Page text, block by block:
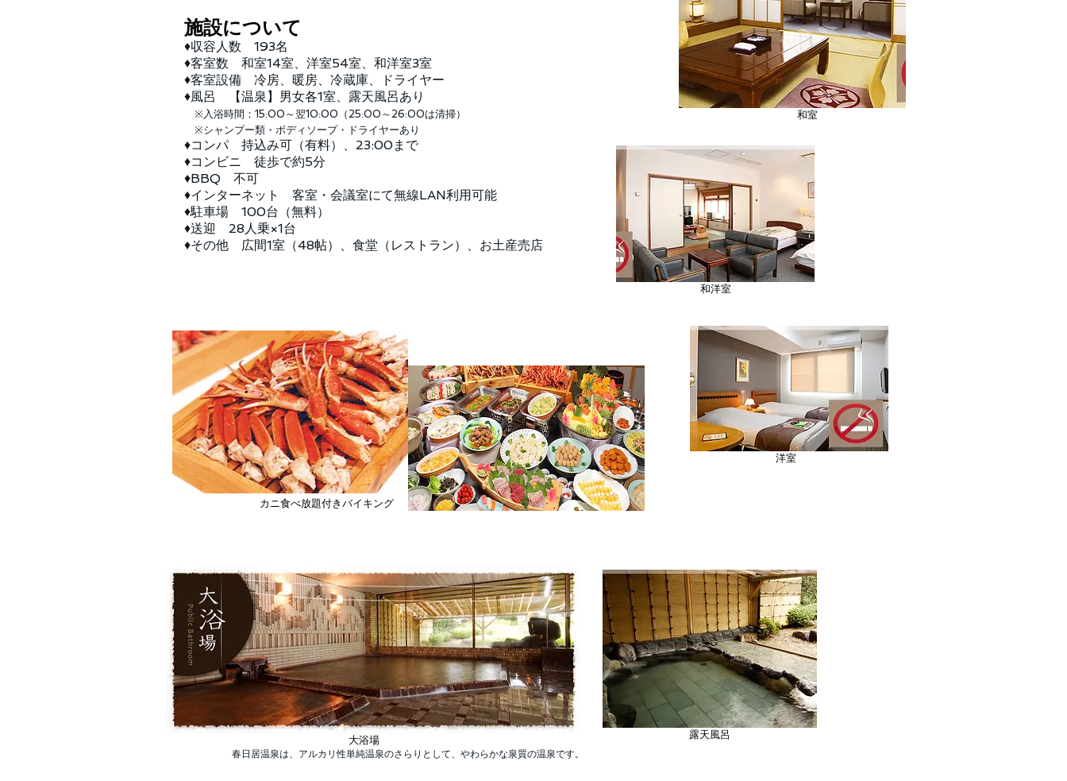
和室
施設について
♦収容人数 193名
♦客室数 和室14室、洋室54室、和洋室3室
♦客室設備 冷房、暖房、冷蔵庫、ドライヤー
♦風呂 【温泉】男女各1室、露天風呂あり
※入浴時間：15:00～翌10:00（25:00～26:00は清掃）
※シャンプー類・ボディソープ・ドライヤーあり
♦コンパ 持込み可（有料）、23:00まで
♦コンビニ 徒歩で約5分
♦BBQ 不可
♦インターネット 客室・会議室にて無線LAN利用可能
♦駐車場 100台（無料）
♦送迎 28人乗×1台
♦その他 広間1室（48帖）、食堂（レストラン）、お土産売店
​和洋室
カニ食べ放題付きバイキング
洋室
大浴場 露天風呂
春日居温泉は、アルカリ性単純温泉のさらりとして、やわらかな泉質の温泉です。